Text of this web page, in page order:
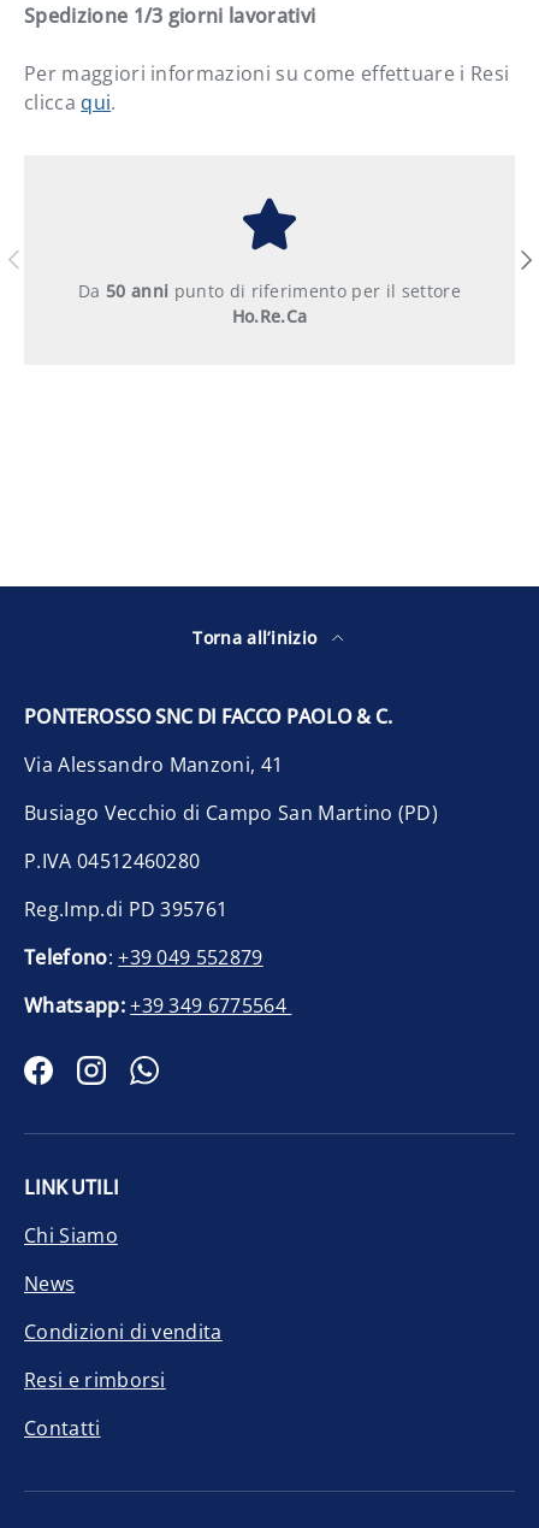
Spedizione 1/3 giorni lavorativi
Per maggiori informazioni su come effettuare i Resi
clicca qui.
Indietro
Da 50 anni punto di riferimento per il settore
Ho.Re.Ca
Torna all’inizio
PONTEROSSO SNC DI FACCO PAOLO & C.
Via Alessandro Manzoni, 41
Busiago Vecchio di Campo San Martino (PD)
P.IVA 04512460280
Reg.Imp.di PD 395761
Telefono:+39 049 552879
Whatsapp:+39 349 6775564
FacebookInstagramWhatsApp
LINK UTILI
Chi Siamo
News
Condizioni di vendita
Resi e rimborsi
Contatti